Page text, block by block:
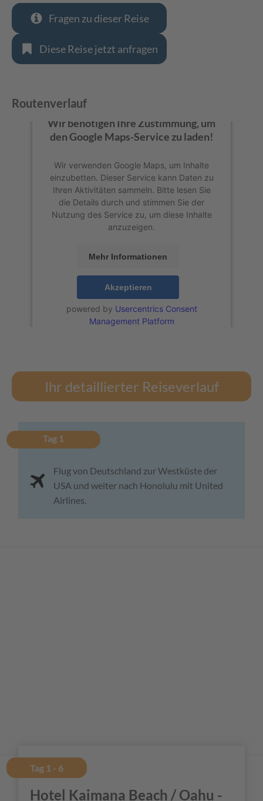
Fragen zu dieser Reise
Diese Reise jetzt anfragen
Routenverlauf
Wir benötigen Ihre Zustimmung, um
den Google Maps-Service zu laden!
Wir verwenden Google Maps, um Inhalte
einzubetten. Dieser Service kann Daten zu
Ihren Aktivitäten sammeln. Bitte lesen Sie
die Details durch und stimmen Sie der
Nutzung des Service zu, um diese Inhalte
anzuzeigen.
Mehr Informationen
Akzeptieren
powered by Usercentrics Consent
Management Platform
Ihr detaillierter Reiseverlauf
Tag 1
Flug von Deutschland zur Westküste der
USA und weiter nach Honolulu mit United
Airlines.
Tag 1 - 6
Hotel Kaimana Beach / Oahu -